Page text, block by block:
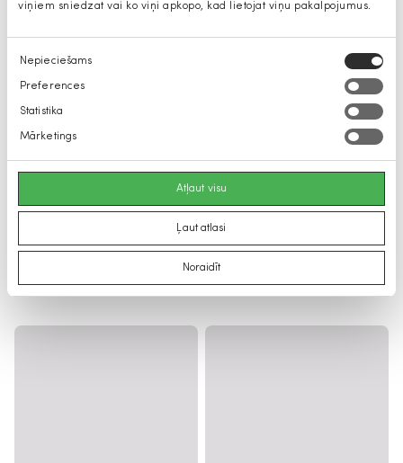
viņiem sniedzat vai ko viņi apkopo, kad lietojat viņu pakalpojumus.
Piekrišanas
izvēle
Nepieciešams
Preferences
Statistika
Mārketings
Atļaut visu
Ļaut atlasi
Noraidīt